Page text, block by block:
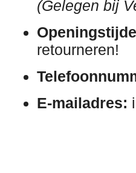
(Gelegen bij
retourneren!
E-mailadres: